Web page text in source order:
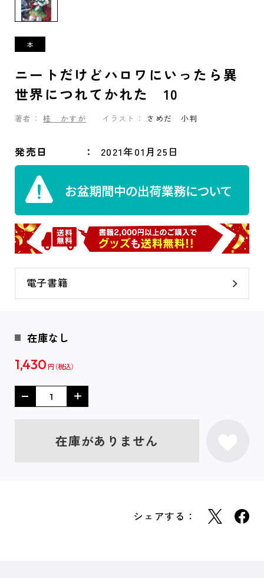
ニートだけどハロワにいったら異
世界につれてかれた 10
著者： 桂 かすが イラスト： さめだ 小判
発売日 2021年01月25日
電子書籍
在庫なし
1,430 円
在庫がありません
シェアする：